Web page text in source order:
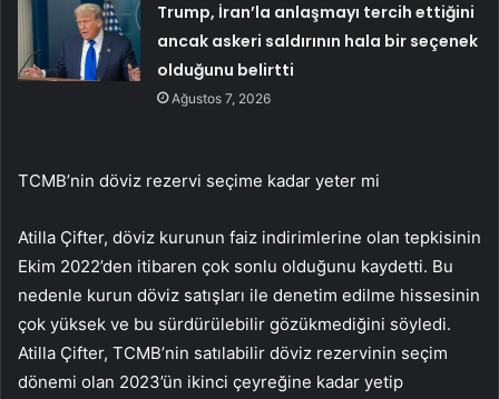
Trump, İran’la anlaşmayı tercih ettiğini
ancak askeri saldırının hala bir seçenek
olduğunu belirtti
Ağustos 7, 2026
TCMB’nin döviz rezervi seçime kadar yeter mi
Atilla Çifter, döviz kurunun faiz indirimlerine olan tepkisinin
Ekim 2022’den itibaren çok sonlu olduğunu kaydetti. Bu
nedenle kurun döviz satışları ile denetim edilme hissesinin
çok yüksek ve bu sürdürülebilir gözükmediğini söyledi.
Atilla Çifter, TCMB’nin satılabilir döviz rezervinin seçim
dönemi olan 2023’ün ikinci çeyreğine kadar yetip